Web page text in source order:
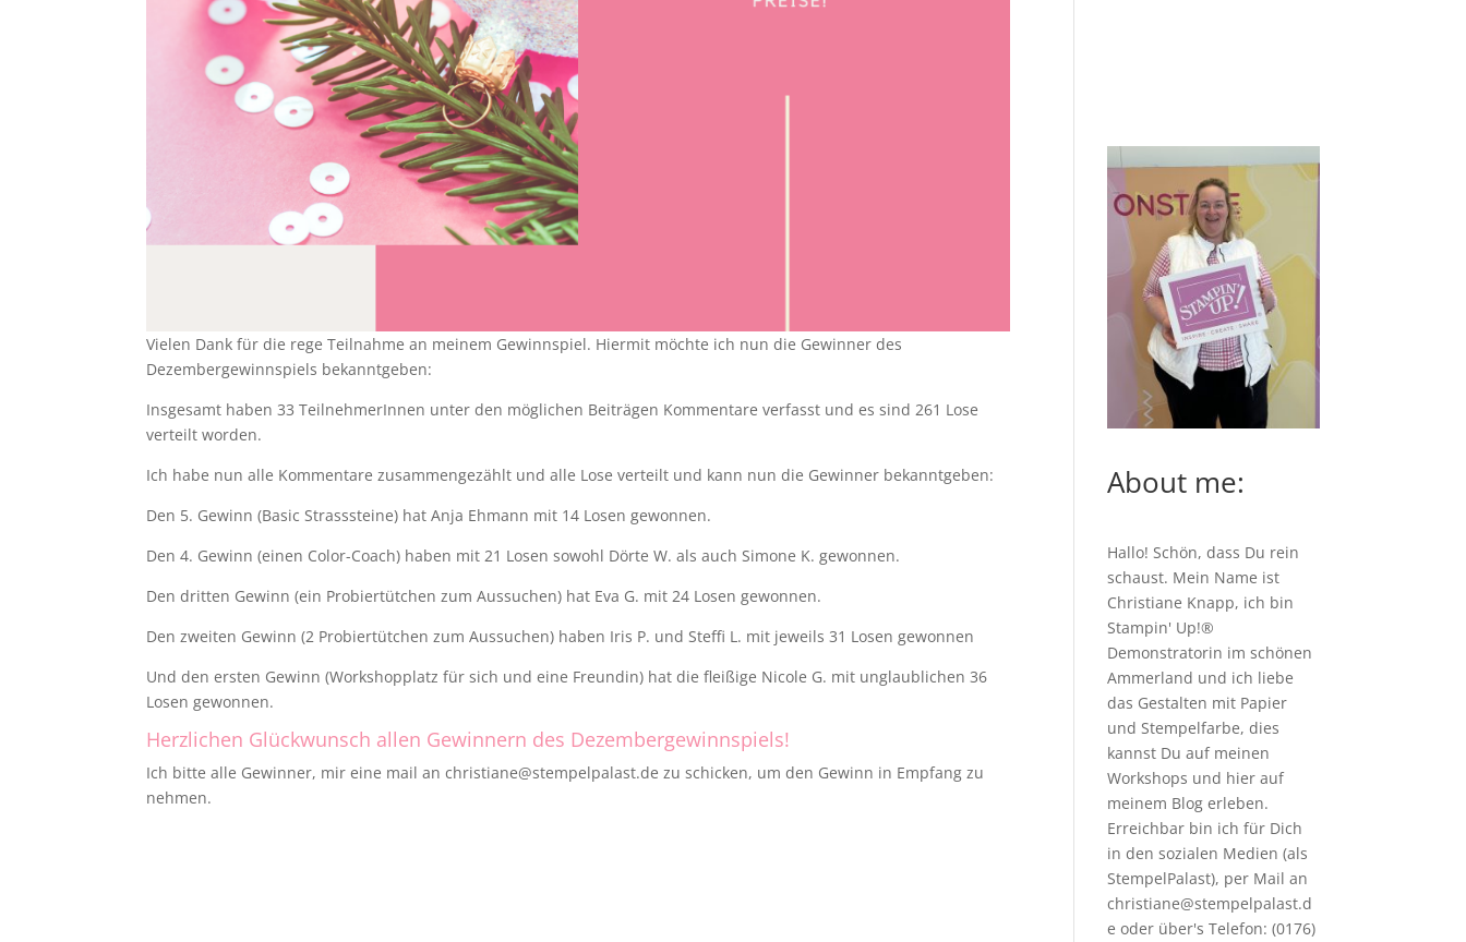
Vielen Dank für die rege Teilnahme an meinem Gewinnspiel. Hiermit möchte ich nun die Gewinner des
Dezembergewinnspiels bekanntgeben:
Insgesamt haben 33 TeilnehmerInnen unter den möglichen Beiträgen Kommentare verfasst und es sind 261 Lose
verteilt worden.
Ich habe nun alle Kommentare zusammengezählt und alle Lose verteilt und kann nun die Gewinner bekanntgeben:
Den 5. Gewinn (Basic Strasssteine) hat Anja Ehmann mit 14 Losen gewonnen.
Den 4. Gewinn (einen Color-Coach) haben mit 21 Losen sowohl Dörte W. als auch Simone K. gewonnen.
Den dritten Gewinn (ein Probiertütchen zum Aussuchen) hat Eva G. mit 24 Losen gewonnen.
Den zweiten Gewinn (2 Probiertütchen zum Aussuchen) haben Iris P. und Steffi L. mit jeweils 31 Losen gewonnen
Und den ersten Gewinn (Workshopplatz für sich und eine Freundin) hat die fleißige Nicole G. mit unglaublichen 36
Losen gewonnen.
Herzlichen Glückwunsch allen Gewinnern des Dezembergewinnspiels!
Ich bitte alle Gewinner, mir eine mail an christiane@stempelpalast.de zu schicken, um den Gewinn in Empfang zu
nehmen.
About me:
Hallo! Schön, dass Du rein
schaust. Mein Name ist
Christiane Knapp, ich bin
Stampin' Up!®
Demonstratorin im schönen
Ammerland und ich liebe
das Gestalten mit Papier
und Stempelfarbe, dies
kannst Du auf meinen
Workshops und hier auf
meinem Blog erleben.
Erreichbar bin ich für Dich
in den sozialen Medien (als
StempelPalast), per Mail an
christiane@stempelpalast.d
e oder über's Telefon: (0176)